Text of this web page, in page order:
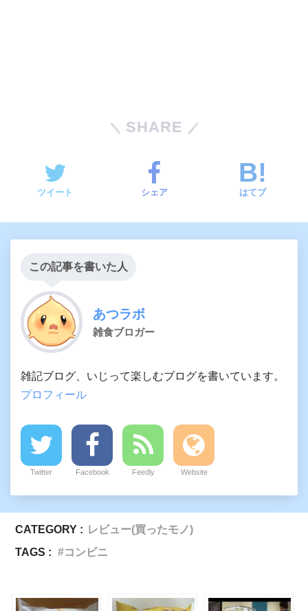
SHARE
ツイート シェア はてブ
この記事を書いた人
あつラボ
雑食ブロガー
雑記ブログ、いじって楽しむブログを書いています。
プロフィール
Twitter Facebook Feedly Website
CATEGORY : レビュー(買ったモノ)
TAGS :
コンビニ